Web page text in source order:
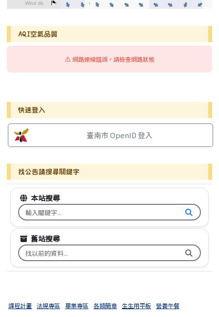
AQI空氣品質
⚠️ 網路連線錯誤，請檢查網路狀態
右邊區域內容
快速登入
臺南市 OpenID 登入
找公告請搜尋關鍵字
本站搜尋
搜尋台南市文元國小全球資訊網關鍵字
舊站搜尋
搜尋台南市文元國小舊校網關鍵字
課程計畫 法規專區 畢業專區 各類簡章 生生用平板 營養午餐